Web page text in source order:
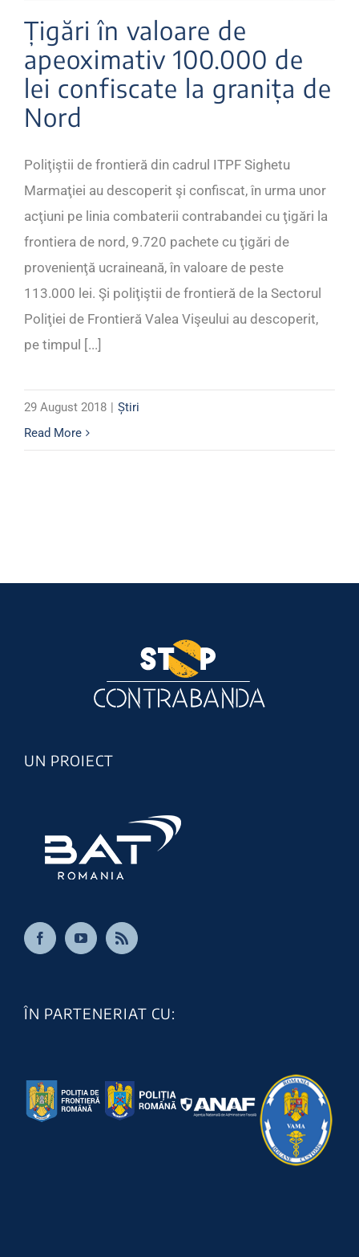
Țigări în valoare de
apeoximativ 100.000 de
lei confiscate la granița de
Nord
Poliţiştii de frontieră din cadrul ITPF Sighetu
Marmaţiei au descoperit şi confiscat, în urma unor
acţiuni pe linia combaterii contrabandei cu ţigări la
frontiera de nord, 9.720 pachete cu ţigări de
provenienţă ucraineană, în valoare de peste
113.000 lei. Şi poliţiştii de frontieră de la Sectorul
Poliţiei de Frontieră Valea Vişeului au descoperit,
pe timpul [...]
29 August 2018 | Știri
Read More
UN PROIECT
ÎN PARTENERIAT CU: